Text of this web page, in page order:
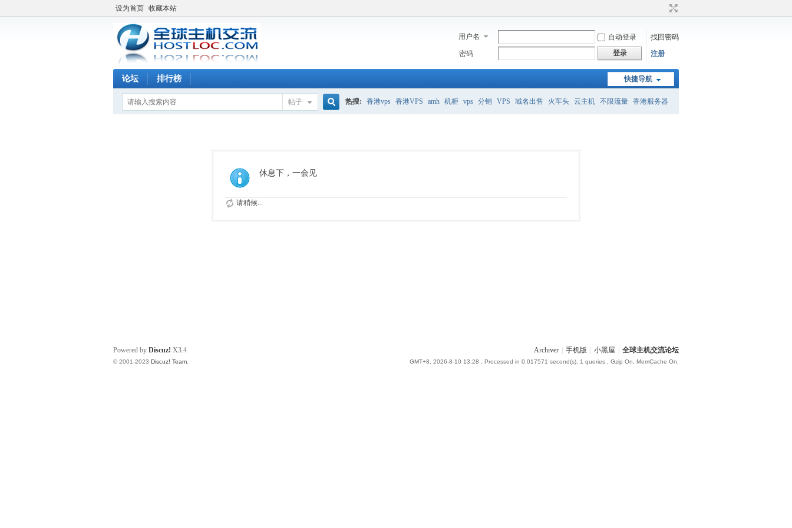
设为首页 收藏本站
用户名 自动登录
找回密码
密码
登录 注册
快捷导航
论坛 排行榜
帖子 热搜: 香港vps 香港VPS amh 机柜 vps 分销 VPS 域名出售 火车头 云主机 不限流量 香港服务器
休息下，一会见
请稍候...
Archiver 手机版 小黑屋 全球主机交流论坛
GMT+8, 2026-8-10 13:28 , Processed in 0.017571 second(s), 1 queries , Gzip On, MemCache On.
Powered by Discuz! X3.4
© 2001-2023 Discuz! Team